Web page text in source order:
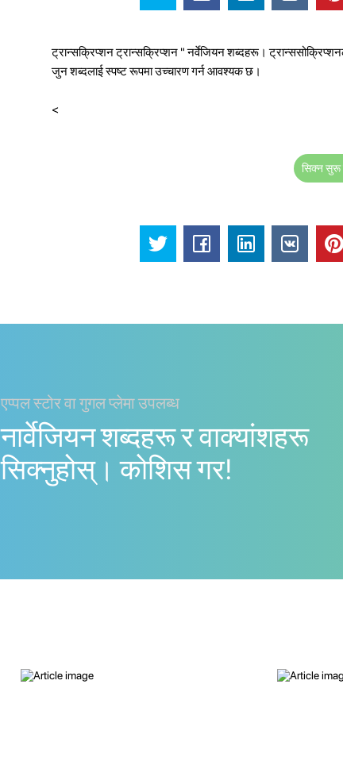
ट्रान्सक्रिप्शन ट्रान्सक्रिप्शन " नर्वेजियन शब्दहरू।
जुन शब्दलाई स्पष्ट रूपमा उच्चारण गर्न आवश्यक छ।
<
सिक्न सुरू
एप्पल स्टोर वा गुगल प्लेमा उपलब्ध
नार्वेजियन शब्दहरू र वाक्यांशहरू
सिक्नुहोस्। काेशिस गर!